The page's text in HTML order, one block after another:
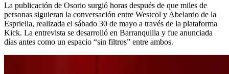
La publicación de Osorio surgió horas después de que miles de
personas siguieran la conversación entre Westcol y Abelardo de la
Espriella, realizada el sábado 30 de mayo a través de la plataforma
Kick. La entrevista se desarrolló en Barranquilla y fue anunciada
días antes como un espacio “sin filtros” entre ambos.